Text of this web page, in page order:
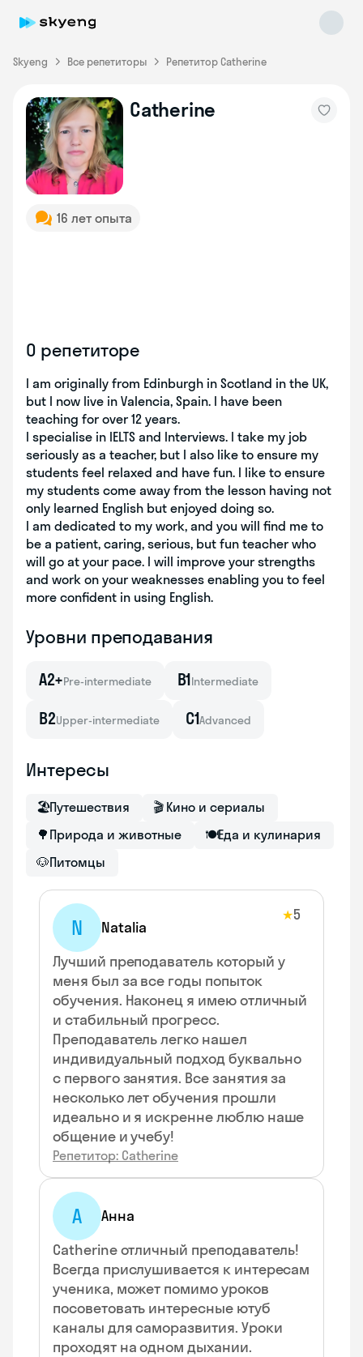
Skyeng Все репетиторы Репетитор Catherine
Catherine
16 лет опыта
О репетиторе
I am originally from Edinburgh in Scotland in the UK,
but I now live in Valencia, Spain. I have been
teaching for over 12 years.
I specialise in IELTS and Interviews. I take my job
seriously as a teacher, but I also like to ensure my
students feel relaxed and have fun. I like to ensure
my students come away from the lesson having not
only learned English but enjoyed doing so.
I am dedicated to my work, and you will find me to
be a patient, caring, serious, but fun teacher who
will go at your pace. I will improve your strengths
and work on your weaknesses enabling you to feel
more confident in using English.
Уровни преподавания
A2+Pre-intermediate B1Intermediate
B2Upper-intermediate C1Advanced
Интересы
🏖Путешествия 🎬 Кино и сериалы
🌳 Природа и животные 🍽Еда и кулинария
🐶Питомцы
N Natalia
★5
Лучший преподаватель который у
меня был за все годы попыток
обучения. Наконец я имею отличный
и стабильный прогресс.
Преподаватель легко нашел
индивидуальный подход буквально
с первого занятия. Все занятия за
несколько лет обучения прошли
идеально и я искренне люблю наше
общение и учебу!
Репетитор: Catherine
А
Анна
Catherine отличный преподаватель!
Всегда прислушивается к интересам
ученика, может помимо уроков
посоветовать интересные ютуб
каналы для саморазвития. Уроки
проходят на одном дыхании.
Skyeng Chat
online